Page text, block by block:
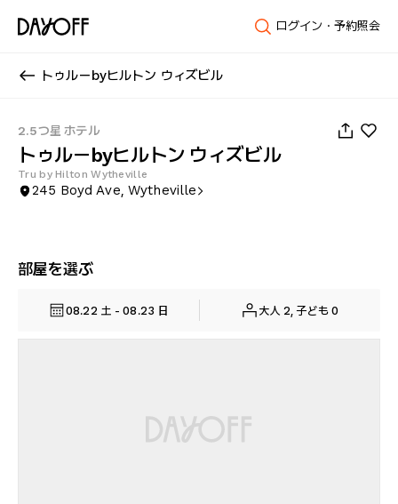
ログイン・予約照会
トゥルーbyヒルトン ウィズビル
2.5つ星 ホテル
トゥルーbyヒルトン ウィズビル
Tru by Hilton Wytheville
245 Boyd Ave, Wytheville
部屋を選ぶ
08.22 土 - 08.23 日 大人 2, 子ども 0